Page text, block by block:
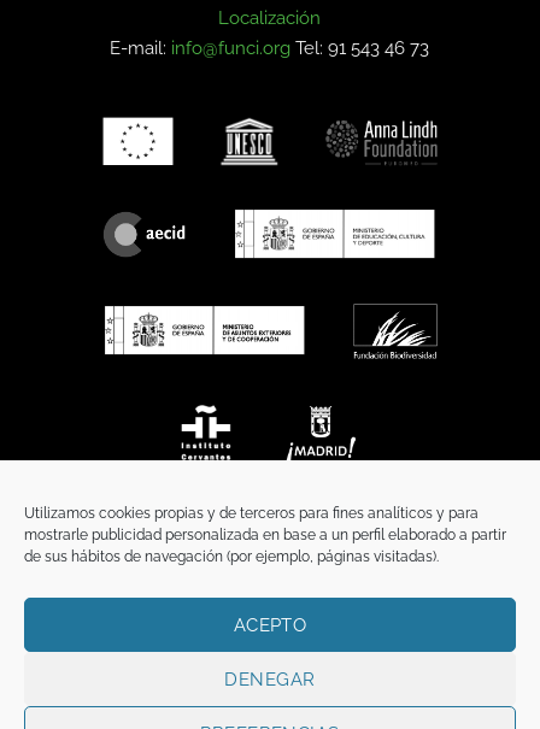
Utilizamos cookies propias y de terceros para fines analíticos y para
mostrarle publicidad personalizada en base a un perfil elaborado a partir
de sus hábitos de navegación (por ejemplo, páginas visitadas).
ACEPTO
DENEGAR
Localización
E-mail: info@funci.org Tel: 91 543 46 73
TÉRMINOS Y CONDICIONES
Copyright 2026 ©FunciFUNCI es titular de los derechos de propiedad